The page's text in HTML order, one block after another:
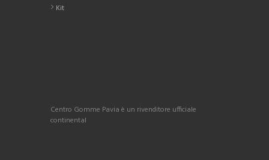
Kit
Centro Gomme Pavia è un rivenditore ufficiale
continental